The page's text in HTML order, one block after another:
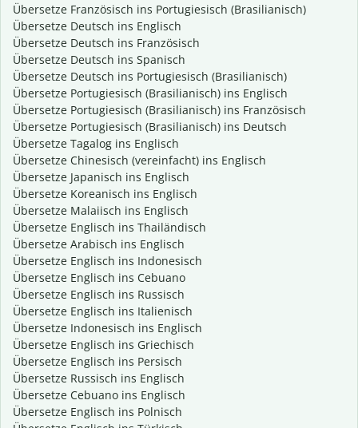
Übersetze Französisch ins Portugiesisch (Brasilianisch)
Übersetze Deutsch ins Englisch
Übersetze Deutsch ins Französisch
Übersetze Deutsch ins Spanisch
Übersetze Deutsch ins Portugiesisch (Brasilianisch)
Übersetze Portugiesisch (Brasilianisch) ins Englisch
Übersetze Portugiesisch (Brasilianisch) ins Französisch
Übersetze Portugiesisch (Brasilianisch) ins Deutsch
Übersetze Tagalog ins Englisch
Übersetze Chinesisch (vereinfacht) ins Englisch
Übersetze Japanisch ins Englisch
Übersetze Koreanisch ins Englisch
Übersetze Malaiisch ins Englisch
Übersetze Englisch ins Thailändisch
Übersetze Arabisch ins Englisch
Übersetze Englisch ins Indonesisch
Übersetze Englisch ins Cebuano
Übersetze Englisch ins Russisch
Übersetze Englisch ins Italienisch
Übersetze Indonesisch ins Englisch
Übersetze Englisch ins Griechisch
Übersetze Englisch ins Persisch
Übersetze Russisch ins Englisch
Übersetze Cebuano ins Englisch
Übersetze Englisch ins Polnisch